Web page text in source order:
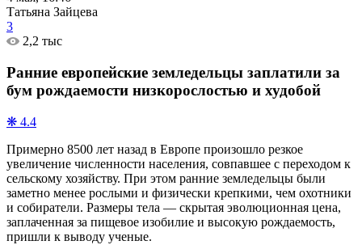
Татьяна Зайцева
3
2,2 тыс
Ранние европейские земледельцы заплатили за
бум рождаемости низкорослостью и худобой
❋ 4.4
Примерно 8500 лет назад в Европе произошло резкое
увеличение численности населения, совпавшее с переходом к
сельскому хозяйству. При этом ранние земледельцы были
заметно менее рослыми и физически крепкими, чем охотники
и собиратели. Размеры тела — скрытая эволюционная цена,
заплаченная за пищевое изобилие и высокую рождаемость,
пришли к выводу ученые.